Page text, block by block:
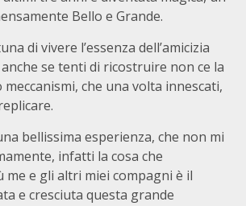
Bello e Grande.
di vivere l’essenza dell’amicizia
se tenti di ricostruire non ce la
che una volta innescati,
bellissima esperienza, che non mi
infatti la cosa che
me e gli altri miei compagni è il
e cresciuta questa grande